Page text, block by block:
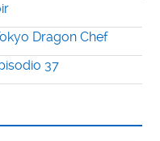
Dragon Chef
37